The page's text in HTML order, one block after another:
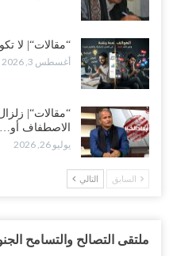
“مقالات“| لا
أغسطس 3, 2026
“مقالات“|
الاصطفاف أو…
يوليو 26, 2026
السابق التالي
ملتقى التصالح والتسامح